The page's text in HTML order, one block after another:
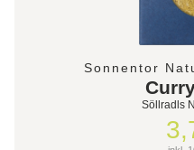
Sonnentor
Söllradls